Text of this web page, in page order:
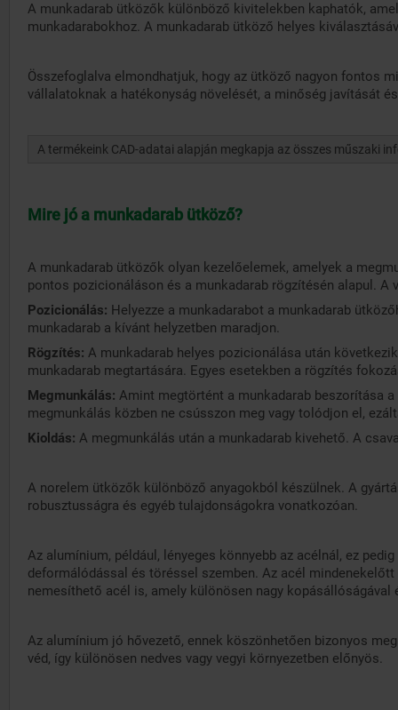
A munkadarab ütközők különböző kivitelekben kaphatók,
munkadarabokhoz. A munkadarab ütköző helyes
Összefoglalva elmondhatjuk, hogy az ütköző nagyon fontos
vállalatoknak a hatékonyság növelését, a minőség javítását
A termékeink CAD-adatai alapján megkapja az összes műszaki
Mire jó a munkadarab ütköző?
A munkadarab ütközők olyan kezelőelemek, amelyek a
pontos pozicionáláson és a munkadarab rögzítésén alapul.
Pozicionálás: Helyezze a munkadarabot a munkadarab
munkadarab a kívánt helyzetben maradjon.
Rögzítés: A munkadarab helyes pozicionálása után
munkadarab megtartására. Egyes esetekben a rögzítés
Megmunkálás: Amint megtörtént a munkadarab beszorítása
megmunkálás közben ne csússzon meg vagy tolódjon el,
Kioldás: A megmunkálás után a munkadarab kivehető. A
A norelem ütközők különböző anyagokból készülnek. A
robusztusságra és egyéb tulajdonságokra vonatkozóan.
Az alumínium, például, lényeges könnyebb az acélnál, ez
deformálódással és töréssel szemben. Az acél
nemesíthető acél is, amely különösen nagy
Az alumínium jó hővezető, ennek köszönhetően bizonyos
véd, így különösen nedves vagy vegyi környezetben előnyös.